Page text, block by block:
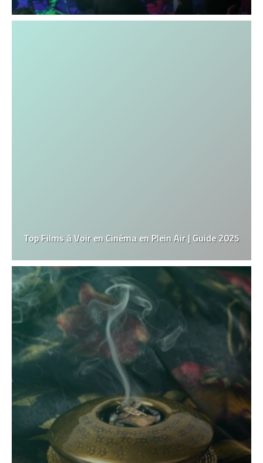
Top Films à Voir en Cinéma en Plein Air | Guide 2025